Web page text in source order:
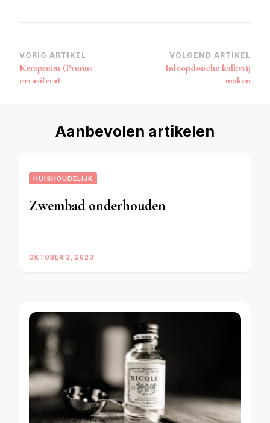
Bericht
navigatie
VORIG ARTIKEL
Kerspruim (Prunus
cerasifera)
VOLGEND ARTIKEL
Inloopdouche kalkvrij
maken
Aanbevolen artikelen
HUISHOUDELIJK
Zwembad onderhouden
OKTOBER 3, 2023